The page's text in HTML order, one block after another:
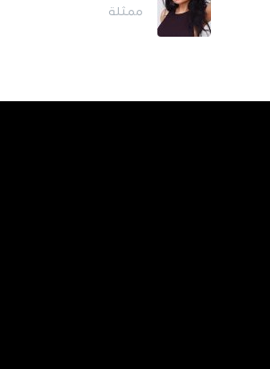
ممثلة